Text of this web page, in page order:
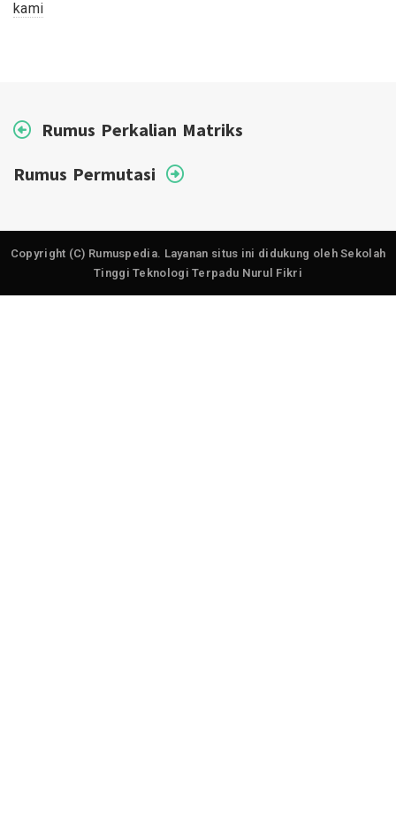
kami
Rumus Perkalian Matriks
Rumus Permutasi
Copyright (C) Rumuspedia. Layanan situs ini didukung oleh Sekolah
Tinggi Teknologi Terpadu Nurul Fikri